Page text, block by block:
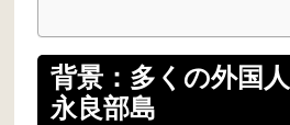
背景：多くの外国
永良部島